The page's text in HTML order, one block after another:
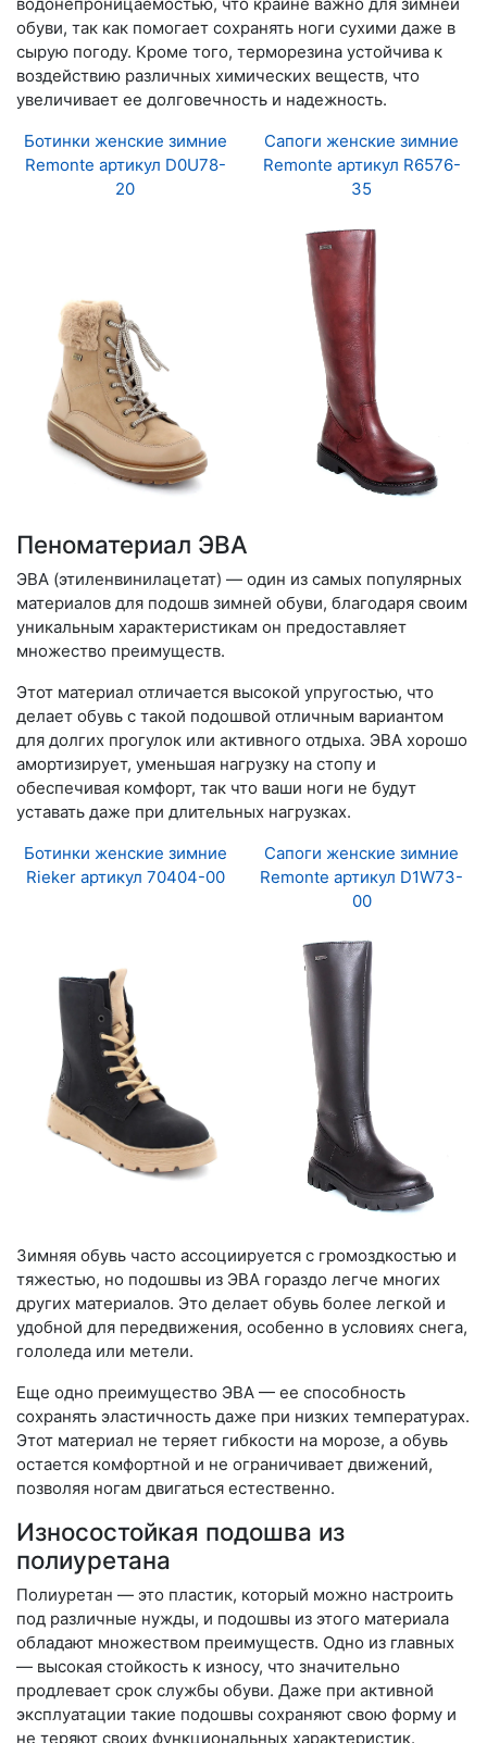
обуви, так как помогает сохранять ноги сухими даже в
сырую погоду. Кроме того, терморезина устойчива к
воздействию различных химических веществ, что
увеличивает ее долговечность и надежность.
Ботинки женские зимние
Remonte артикул D0U78-
20
Сапоги женские зимние
Remonte артикул R6576-
35
Пеноматериал ЭВА
ЭВА (этиленвинилацетат) — один из самых популярных
материалов для подошв зимней обуви, благодаря своим
уникальным характеристикам он предоставляет
множество преимуществ.
Этот материал отличается высокой упругостью, что
делает обувь с такой подошвой отличным вариантом
для долгих прогулок или активного отдыха. ЭВА хорошо
амортизирует, уменьшая нагрузку на стопу и
обеспечивая комфорт, так что ваши ноги не будут
уставать даже при длительных нагрузках.
Ботинки женские зимние
Rieker артикул 70404-00
Сапоги женские зимние
Remonte артикул D1W73-
00
Зимняя обувь часто ассоциируется с громоздкостью и
тяжестью, но подошвы из ЭВА гораздо легче многих
других материалов. Это делает обувь более легкой и
удобной для передвижения, особенно в условиях снега,
гололеда или метели.
Еще одно преимущество ЭВА — ее способность
сохранять эластичность даже при низких температурах.
Этот материал не теряет гибкости на морозе, а обувь
остается комфортной и не ограничивает движений,
позволяя ногам двигаться естественно.
Износостойкая подошва из
полиуретана
Полиуретан — это пластик, который можно настроить
под различные нужды, и подошвы из этого материала
обладают множеством преимуществ. Одно из главных
— высокая стойкость к износу, что значительно
продлевает срок службы обуви. Даже при активной
эксплуатации такие подошвы сохраняют свою форму и
не теряют своих функциональных характеристик.